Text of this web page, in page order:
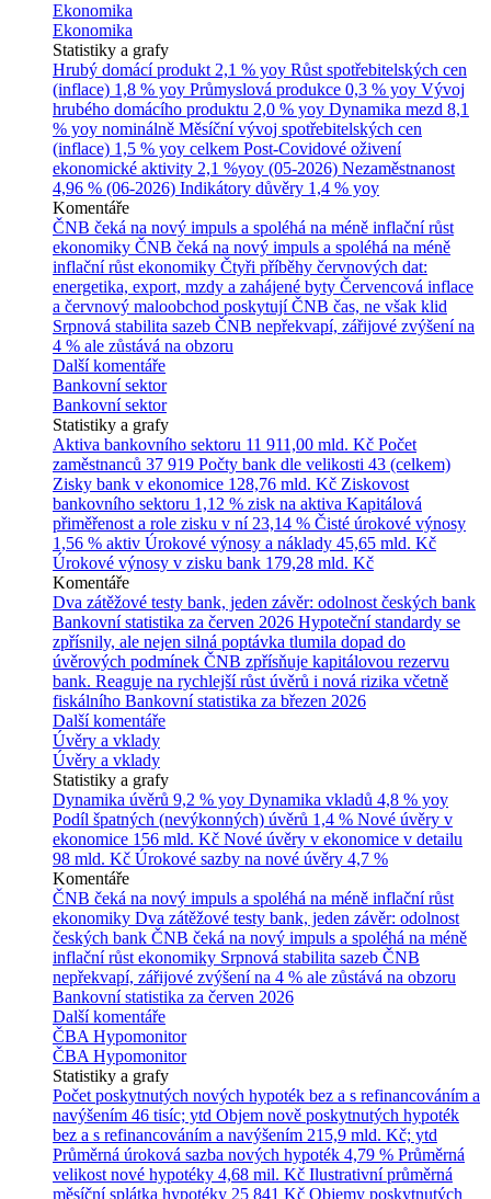
Ekonomika
Ekonomika
Statistiky a grafy
Hrubý domácí produkt 2,1 % yoy Růst spotřebitelských cen
(inflace) 1,8 % yoy Průmyslová produkce 0,3 % yoy Vývoj
hrubého domácího produktu 2,0 % yoy Dynamika mezd 8,1
% yoy nominálně Měsíční vývoj spotřebitelských cen
(inflace) 1,5 % yoy celkem Post-Covidové oživení
ekonomické aktivity 2,1 %yoy (05-2026) Nezaměstnanost
4,96 % (06-2026) Indikátory důvěry 1,4 % yoy
Komentáře
ČNB čeká na nový impuls a spoléhá na méně inflační růst
ekonomiky ČNB čeká na nový impuls a spoléhá na méně
inflační růst ekonomiky Čtyři příběhy červnových dat:
energetika, export, mzdy a zahájené byty Červencová inflace
a červnový maloobchod poskytují ČNB čas, ne však klid
Srpnová stabilita sazeb ČNB nepřekvapí, zářijové zvýšení na
4 % ale zůstává na obzoru
Další komentáře
Bankovní sektor
Bankovní sektor
Statistiky a grafy
Aktiva bankovního sektoru 11 911,00 mld. Kč Počet
zaměstnanců 37 919 Počty bank dle velikosti 43 (celkem)
Zisky bank v ekonomice 128,76 mld. Kč Ziskovost
bankovního sektoru 1,12 % zisk na aktiva Kapitálová
přiměřenost a role zisku v ní 23,14 % Čisté úrokové výnosy
1,56 % aktiv Úrokové výnosy a náklady 45,65 mld. Kč
Úrokové výnosy v zisku bank 179,28 mld. Kč
Komentáře
Dva zátěžové testy bank, jeden závěr: odolnost českých bank
Bankovní statistika za červen 2026 Hypoteční standardy se
zpřísnily, ale nejen silná poptávka tlumila dopad do
úvěrových podmínek ČNB zpřísňuje kapitálovou rezervu
bank. Reaguje na rychlejší růst úvěrů i nová rizika včetně
fiskálního Bankovní statistika za březen 2026
Další komentáře
Úvěry a vklady
Úvěry a vklady
Statistiky a grafy
Dynamika úvěrů 9,2 % yoy Dynamika vkladů 4,8 % yoy
Podíl špatných (nevýkonných) úvěrů 1,4 % Nové úvěry v
ekonomice 156 mld. Kč Nové úvěry v ekonomice v detailu
98 mld. Kč Úrokové sazby na nové úvěry 4,7 %
Komentáře
ČNB čeká na nový impuls a spoléhá na méně inflační růst
ekonomiky Dva zátěžové testy bank, jeden závěr: odolnost
českých bank ČNB čeká na nový impuls a spoléhá na méně
inflační růst ekonomiky Srpnová stabilita sazeb ČNB
nepřekvapí, zářijové zvýšení na 4 % ale zůstává na obzoru
Bankovní statistika za červen 2026
Další komentáře
ČBA Hypomonitor
ČBA Hypomonitor
Statistiky a grafy
Počet poskytnutých nových hypoték bez a s refinancováním a
navýšením 46 tisíc; ytd Objem nově poskytnutých hypoték
bez a s refinancováním a navýšením 215,9 mld. Kč; ytd
Průměrná úroková sazba nových hypoték 4,79 % Průměrná
velikost nové hypotéky 4,68 mil. Kč Ilustrativní průměrná
měsíční splátka hypotéky 25 841 Kč Objemy poskytnutých